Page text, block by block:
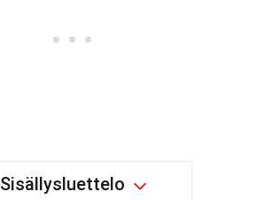
Sisällysluettelo